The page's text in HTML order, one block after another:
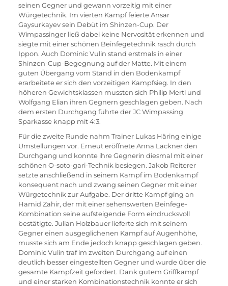
seinen Gegner und gewann vorzeitig mit einer
Würgetechnik. Im vierten Kampf feierte Ansar
Gaysurkayev sein Debüt im Shinzen-Cup. Der
Wimpassinger ließ dabei keine Nervosität erkennen und
siegte mit einer schönen Beinfegetechnik rasch durch
Ippon. Auch Dominic Vulin stand erstmals in einer
Shinzen-Cup-Begegnung auf der Matte. Mit einem
guten Übergang vom Stand in den Bodenkampf
erarbeitete er sich den vorzeitigen Kampfsieg. In den
höheren Gewichtsklassen mussten sich Philip Mertl und
Wolfgang Elian ihren Gegnern geschlagen geben. Nach
dem ersten Durchgang führte der JC Wimpassing
Sparkasse knapp mit 4:3.
Für die zweite Runde nahm Trainer Lukas Häring einige
Umstellungen vor. Erneut eröffnete Anna Lackner den
Durchgang und konnte ihre Gegnerin diesmal mit einer
schönen O-soto-gari-Technik besiegen. Jakob Reiterer
setzte anschließend in seinem Kampf im Bodenkampf
konsequent nach und zwang seinen Gegner mit einer
Würgetechnik zur Aufgabe. Der dritte Kampf ging an
Hamid Zahir, der mit einer sehenswerten Beinfege-
Kombination seine aufsteigende Form eindrucksvoll
bestätigte. Julian Holzbauer lieferte sich mit seinem
Gegner einen ausgeglichenen Kampf auf Augenhöhe,
musste sich am Ende jedoch knapp geschlagen geben.
Dominic Vulin traf im zweiten Durchgang auf einen
deutlich besser eingestellten Gegner und wurde über die
gesamte Kampfzeit gefordert. Dank gutem Griffkampf
und einer starken Kombinationstechnik konnte er sich